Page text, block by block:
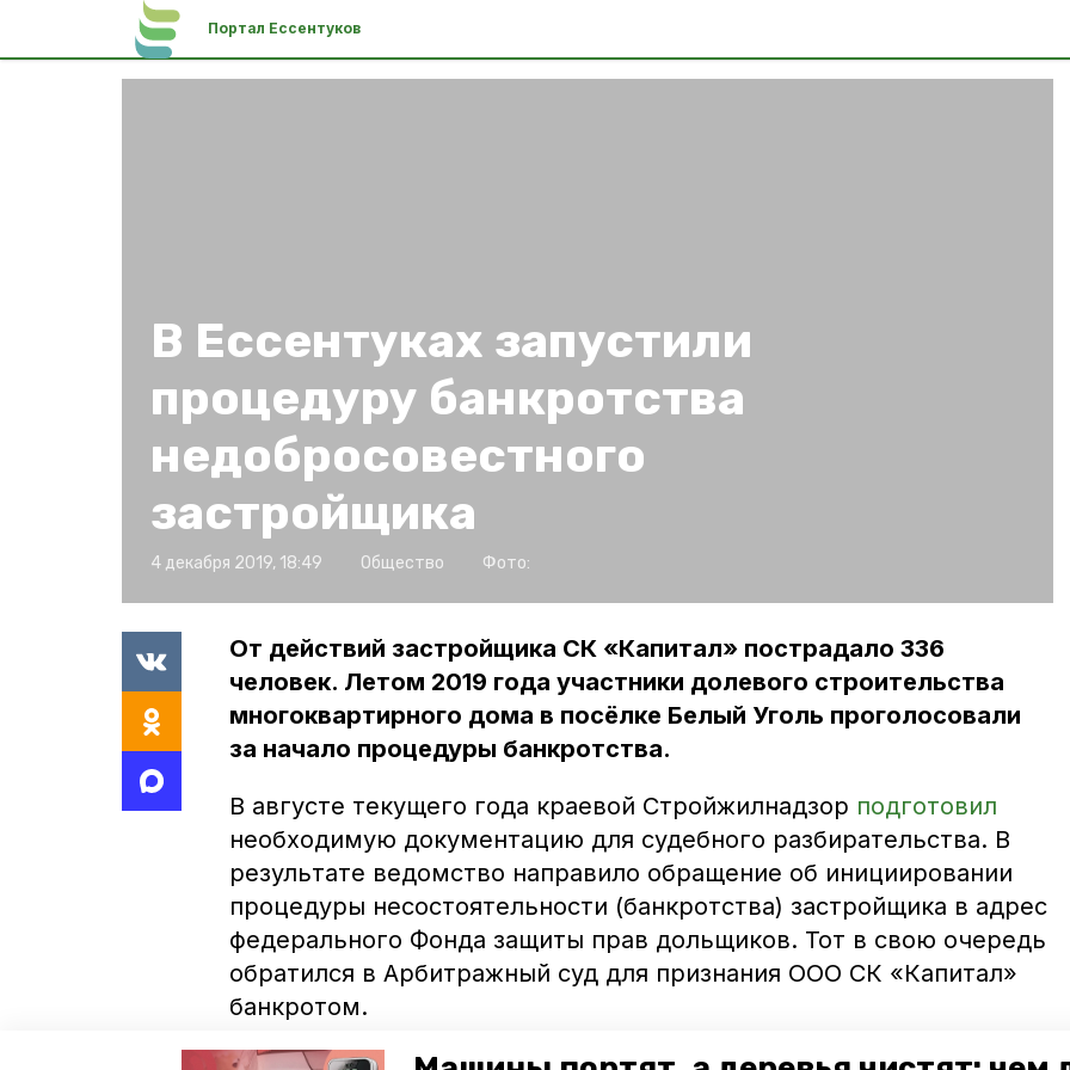
Портал Ессентуков
В Ессентуках запустили
процедуру банкротства
недобросовестного
застройщика
4 декабря 2019, 18:49 Общество Фото:
От действий застройщика СК «Капитал» пострадало 336
человек. Летом 2019 года участники долевого строительства
многоквартирного дома в посёлке Белый Уголь проголосовали
за начало процедуры банкротства.
В августе текущего года краевой Стройжилнадзор подготовил
необходимую документацию для судебного разбирательства. В
результате ведомство направило обращение об инициировании
процедуры несостоятельности (банкротства) застройщика в адрес
федерального Фонда защиты прав дольщиков. Тот в свою очередь
обратился в Арбитражный суд для признания ООО СК «Капитал»
банкротом.